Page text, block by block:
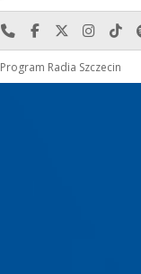
Najlepiej po prostu do
Odwiedź nas na
Odwiedź
Program Radia Szczecin